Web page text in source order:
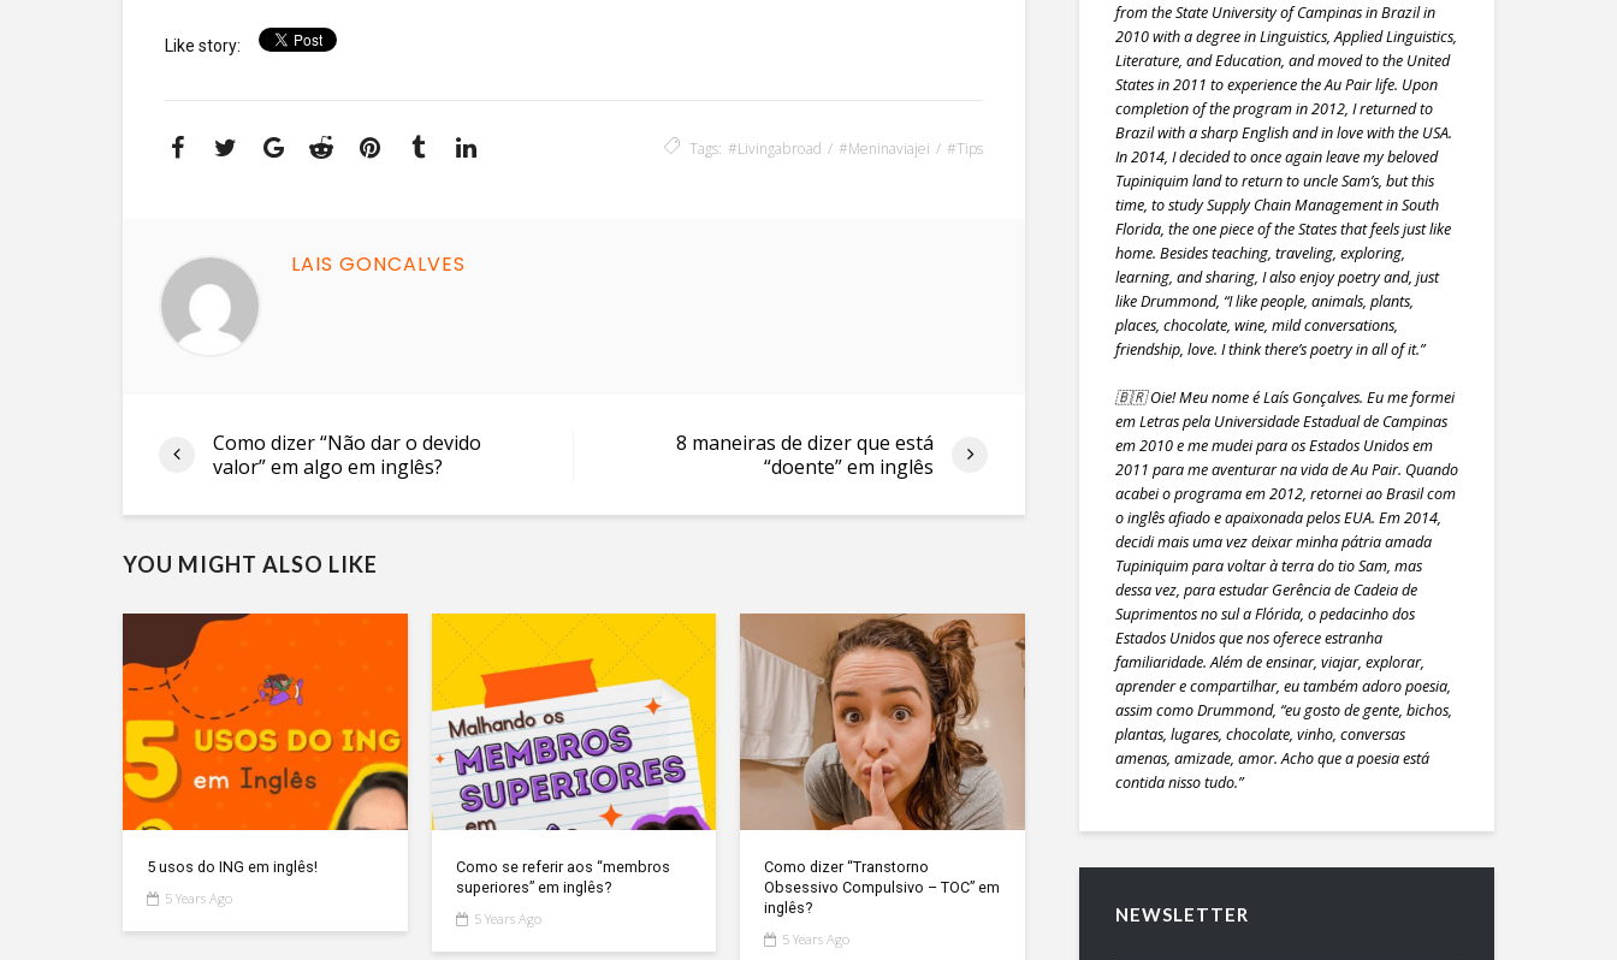
Like story:
Tags: #livingabroad #meninaviajei #tips
LAIS GONCALVES
Como dizer “Não dar o devido
valor” em algo em inglês?
8 maneiras de dizer que está
“doente” em inglês
YOU MIGHT ALSO LIKE
5 usos do ING em inglês!
5 Years Ago
Como se referir aos “membros
superiores” em inglês?
5 Years Ago
Como dizer “Transtorno
Obsessivo Compulsivo – TOC” em
inglês?
5 Years Ago
from the State University of Campinas in Brazil in
2010 with a degree in Linguistics, Applied Linguistics,
Literature, and Education, and moved to the United
States in 2011 to experience the Au Pair life. Upon
completion of the program in 2012, I returned to
Brazil with a sharp English and in love with the USA.
In 2014, I decided to once again leave my beloved
Tupiniquim land to return to uncle Sam’s, but this
time, to study Supply Chain Management in South
Florida, the one piece of the States that feels just like
home. Besides teaching, traveling, exploring,
learning, and sharing, I also enjoy poetry and, just
like Drummond, “I like people, animals, plants,
places, chocolate, wine, mild conversations,
friendship, love. I think there’s poetry in all of it.”
🇧🇷 Oie! Meu nome é Laís Gonçalves. Eu me formei
em Letras pela Universidade Estadual de Campinas
em 2010 e me mudei para os Estados Unidos em
2011 para me aventurar na vida de Au Pair. Quando
acabei o programa em 2012, retornei ao Brasil com
o inglês afiado e apaixonada pelos EUA. Em 2014,
decidi mais uma vez deixar minha pátria amada
Tupiniquim para voltar à terra do tio Sam, mas
dessa vez, para estudar Gerência de Cadeia de
Suprimentos no sul a Flórida, o pedacinho dos
Estados Unidos que nos oferece estranha
familiaridade. Além de ensinar, viajar, explorar,
aprender e compartilhar, eu também adoro poesia,
assim como Drummond, “eu gosto de gente, bichos,
plantas, lugares, chocolate, vinho, conversas
amenas, amizade, amor. Acho que a poesia está
contida nisso tudo.”
NEWSLETTER